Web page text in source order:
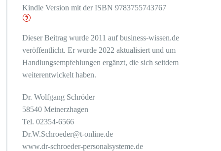
Kindle Version mit der ISBN 9783755743767
Dieser Beitrag wurde 2011 auf business-wissen.de
veröffentlicht. Er wurde 2022 aktualisiert und um
Handlungsempfehlungen ergänzt, die sich seitdem
weiterentwickelt haben.
Dr. Wolfgang Schröder
58540 Meinerzhagen
Tel. 02354-6566
Dr.W.Schroeder@t-online.de
www.dr-schroeder-personalsysteme.de